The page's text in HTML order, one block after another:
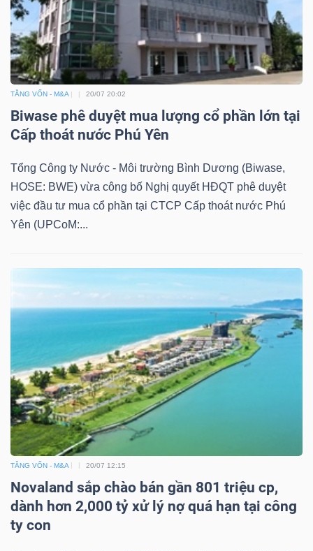
TĂNG VỐN - M&A 20/07 20:02
Biwase phê duyệt mua lượng cổ phần lớn tại
Cấp thoát nước Phú Yên
Tổng Công ty Nước - Môi trường Bình Dương (Biwase,
HOSE: BWE) vừa công bố Nghị quyết HĐQT phê duyệt
việc đầu tư mua cổ phần tại CTCP Cấp thoát nước Phú
Yên (UPCoM:...
TĂNG VỐN - M&A 20/07 12:15
Novaland sắp chào bán gần 801 triệu cp,
dành hơn 2,000 tỷ xử lý nợ quá hạn tại công
ty con